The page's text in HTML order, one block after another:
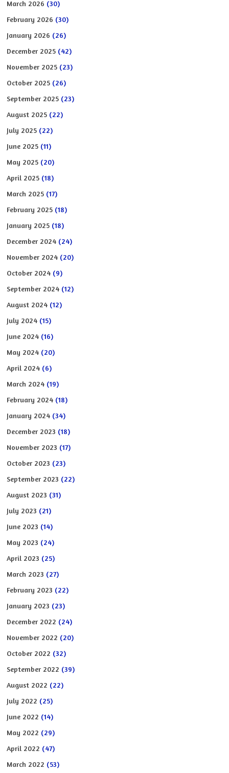
March 2026 (30)
February 2026 (30)
January 2026 (26)
December 2025 (42)
November 2025 (23)
October 2025 (26)
September 2025 (23)
August 2025 (22)
July 2025 (22)
June 2025 (11)
May 2025 (20)
April 2025 (18)
March 2025 (17)
February 2025 (18)
January 2025 (18)
December 2024 (24)
November 2024 (20)
October 2024 (9)
September 2024 (12)
August 2024 (12)
July 2024 (15)
June 2024 (16)
May 2024 (20)
April 2024 (6)
March 2024 (19)
February 2024 (18)
January 2024 (34)
December 2023 (18)
November 2023 (17)
October 2023 (23)
September 2023 (22)
August 2023 (31)
July 2023 (21)
June 2023 (14)
May 2023 (24)
April 2023 (25)
March 2023 (27)
February 2023 (22)
January 2023 (23)
December 2022 (24)
November 2022 (20)
October 2022 (32)
September 2022 (39)
August 2022 (22)
July 2022 (25)
June 2022 (14)
May 2022 (29)
April 2022 (47)
March 2022 (53)